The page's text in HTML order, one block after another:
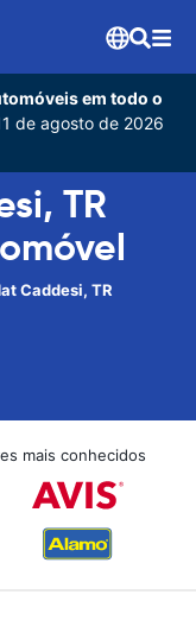
em todo o
de agosto de 2026
TR
Caddesi, TR
mais conhecidos